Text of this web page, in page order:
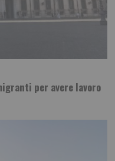
per avere lavoro